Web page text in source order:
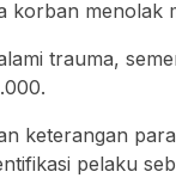
korban menolak
trauma,
keterangan
pelaku